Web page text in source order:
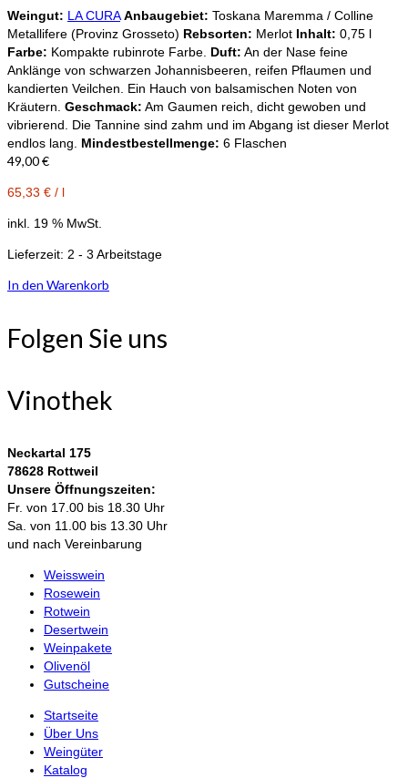
Weingut: LA CURA Anbaugebiet: Toskana Maremma / Colline
Metallifere (Provinz Grosseto) Rebsorten: Merlot Inhalt: 0,75 l
Farbe: Kompakte rubinrote Farbe. Duft: An der Nase feine
Anklänge von schwarzen Johannisbeeren, reifen Pflaumen und
kandierten Veilchen. Ein Hauch von balsamischen Noten von
Kräutern. Geschmack: Am Gaumen reich, dicht gewoben und
vibrierend. Die Tannine sind zahm und im Abgang ist dieser Merlot
endlos lang. Mindestbestellmenge: 6 Flaschen
49,00€
65,33 € / l
inkl. 19 % MwSt.
Lieferzeit: 2 - 3 Arbeitstage
In den Warenkorb
Folgen Sie uns
Vinothek
Neckartal 175
78628 Rottweil
Unsere Öffnungszeiten:
Fr. von 17.00 bis 18.30 Uhr
Sa. von 11.00 bis 13.30 Uhr
und nach Vereinbarung
Weisswein
Rosewein
Rotwein
Desertwein
Weinpakete
Olivenöl
Gutscheine
Startseite
Über Uns
Weingüter
Katalog